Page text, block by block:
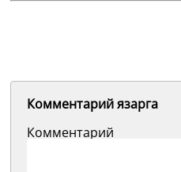
Комментарий язарга
Комментарий